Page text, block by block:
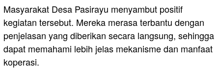
Masyarakat Desa Pasirayu menyambut positif
kegiatan tersebut. Mereka merasa terbantu dengan
penjelasan yang diberikan secara langsung, sehingga
dapat memahami lebih jelas mekanisme dan manfaat
koperasi.